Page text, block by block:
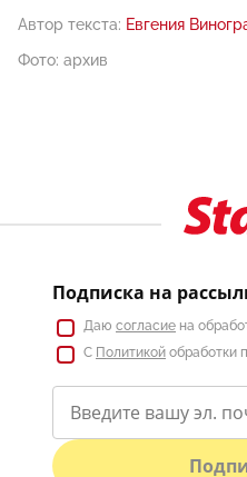
Автор текста: Евгения
Фото: архив
Подписка на
Даю согласие на
С Политикой обработки